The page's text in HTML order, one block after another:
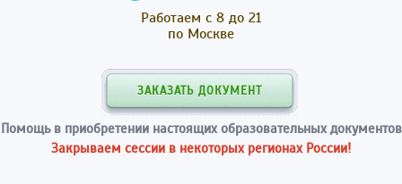
Работаем с 8 до 21
по Москве
ЗАКАЗАТЬ ДОКУМЕНТ
Помощь в приобретении настоящих образовательных документов
Закрываем сессии в некоторых регионах России!